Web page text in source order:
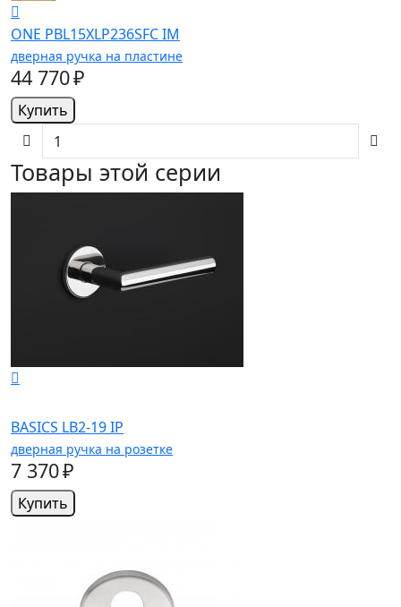
ONE PBL15XLP236SFC IM
дверная ручка на пластине
44 770 ₽
Купить
Товары этой серии
BASICS LB2-19 IP
дверная ручка на розетке
7 370 ₽
Купить